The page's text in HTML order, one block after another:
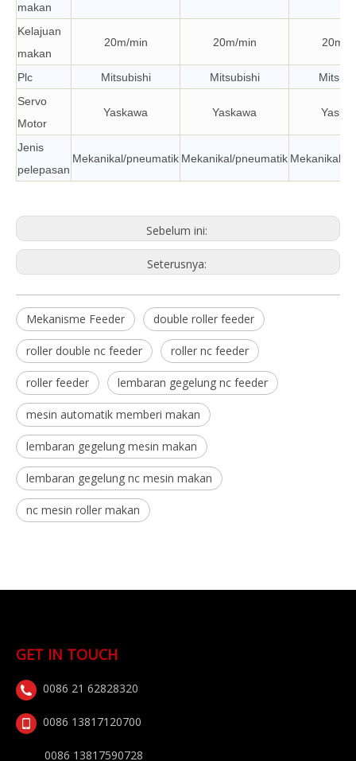
makan
Kelajuan
makan
20m/min 20m/min 20m/
Plc Mitsubishi Mitsubishi
Servo
Motor
Yaskawa Yaskawa
Jenis
pelepasan
Mekanikal/pneumatik Mekanikal/pneumatik Mekanikal/
Sebelum ini:
Seterusnya:
Mekanisme Feeder double roller feeder
roller double nc feeder roller nc feeder
roller feeder lembaran gegelung nc feeder
mesin automatik memberi makan
lembaran gegelung mesin makan
lembaran gegelung nc mesin makan
nc mesin roller makan
GET IN TOUCH
0086 21 62828320
0086 13817120700
0086 13817590728